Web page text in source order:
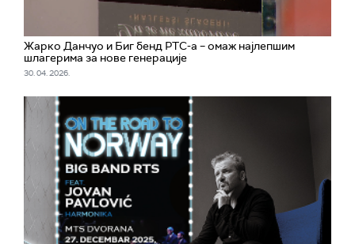
Жарко Данчуо и Биг бенд РТС-а – омаж најлепшим
шлагерима за нове генерације
30. 04. 2026.